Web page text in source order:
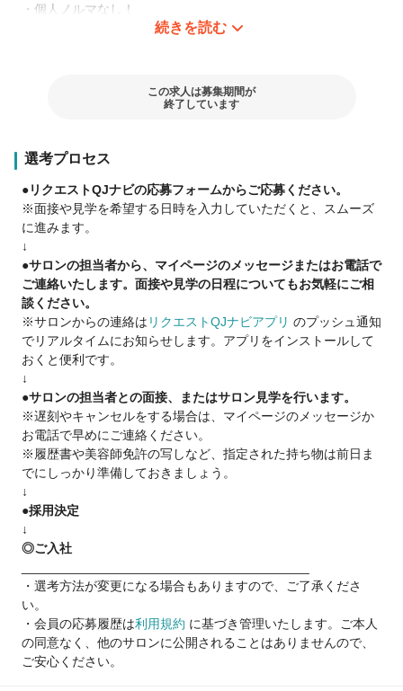
・個人ノルマなし！
・みんなで店舗目標を目指すから雰囲気◎。
・カット・カラー・パーマ・ブローで分業。
・自分の強みを伸ばせる環境。
・毎日バランス良く施術できる。
☑︎全国に店舗展開
・結婚・転勤に合わせて柔軟に異動OK！
☑︎資格取得支援あり
・理美容師免許・Wライセンス取得をサポート。
・学費は会社が補助！（※条件あり）
▼キャリアアップの道が明確▼
プラージュでは 頑張りがしっかり評価される
キャリアステップ をご用意しています。
トップスタイリスト
経験と技術を評価し収入アップ！
チーフスタイリスト
店舗をまとめるリーダーとして活躍。
マネジメント力を磨きながら、さらに大きく稼げます！
「プレイヤーとして腕を磨きたい」
「将来は管理職として店舗を動かしたい」
どちらの道もプラージュなら可能です。
「今より稼ぎたい！」
「長く安心して働ける環境を探している」
続きを読む
この求人は募集期間が
終了しています
選考プロセス
●リクエストQJナビの応募フォームからご応募ください。
※面接や見学を希望する日時を入力していただくと、スムーズ
に進みます。
↓
●サロンの担当者から、マイページのメッセージまたはお電話で
ご連絡いたします。面接や見学の日程についてもお気軽にご相
談ください。
※サロンからの連絡は リクエストQJナビアプリ のプッシュ通知
でリアルタイムにお知らせします。アプリをインストールして
おくと便利です。
↓
●サロンの担当者との面接、またはサロン見学を行います。
※遅刻やキャンセルをする場合は、マイページのメッセージか
お電話で早めにご連絡ください。
※履歴書や美容師免許の写しなど、指定された持ち物は前日ま
でにしっかり準備しておきましょう。
↓
●採用決定
↓
◎ご入社
・選考方法が変更になる場合もありますので、ご了承くださ
い。
・会員の応募履歴は利用規約 に基づき管理いたします。ご本人
の同意なく、他のサロンに公開されることはありませんので、
ご安心ください。